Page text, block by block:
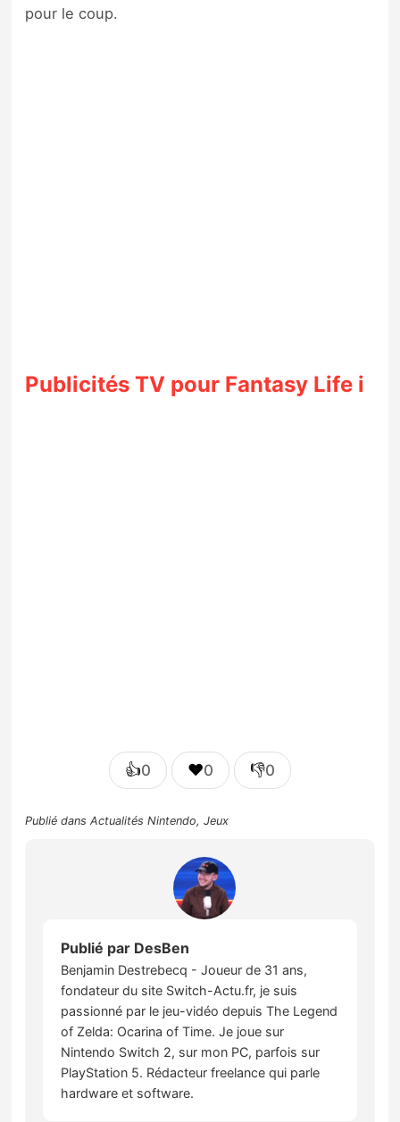
pour le coup.
Publicités TV pour Fantasy Life i
👍0 ❤️0 👎0
Publié dansActualités Nintendo,Jeux
Publié par DesBen
Benjamin Destrebecq - Joueur de 31 ans,
fondateur du site Switch-Actu.fr, je suis
passionné par le jeu-vidéo depuis The Legend
of Zelda: Ocarina of Time. Je joue sur
Nintendo Switch 2, sur mon PC, parfois sur
PlayStation 5. Rédacteur freelance qui parle
hardware et software.